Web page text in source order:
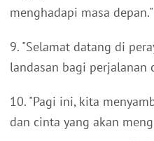
menghadapi masa depan."
9. "Selamat datang di
landasan bagi perjalanan
10. "Pagi ini, kita
dan cinta yang akan